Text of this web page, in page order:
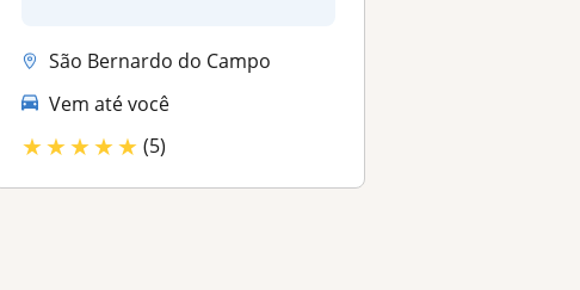
São Bernardo do Campo
Vem até você
★★★★★ (5)